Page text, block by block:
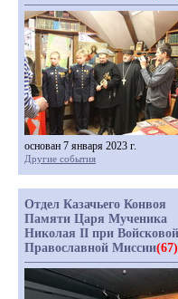
основан 7 января 2023 г.
Другие события
Отдел Казачьего Конвоя
Памяти Царя Мученика
Николая II при Войсковой
Православной Миссии(67)